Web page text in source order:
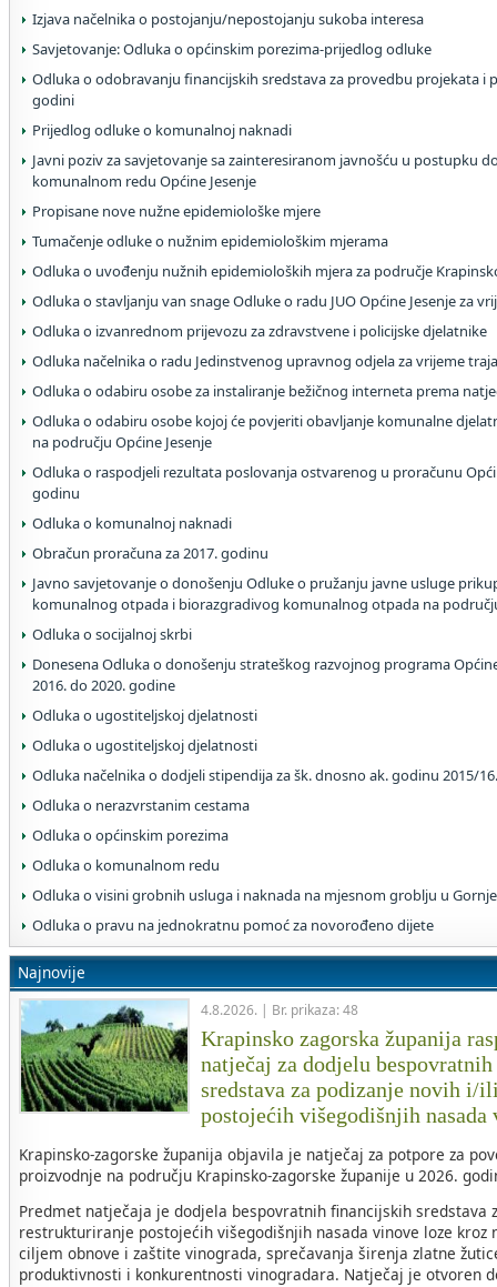
Izjava načelnika o postojanju/nepostojanju sukoba interesa
Savjetovanje: Odluka o općinskim porezima-prijedlog odluke
Odluka o odobravanju financijskih sredstava za provedbu projekata i
godini
Prijedlog odluke o komunalnoj naknadi
Javni poziv za savjetovanje sa zainteresiranom javnošću u postupku
komunalnom redu Općine Jesenje
Propisane nove nužne epidemiološke mjere
Tumačenje odluke o nužnim epidemiološkim mjerama
Odluka o uvođenju nužnih epidemioloških mjera za područje
Odluka o stavljanju van snage Odluke o radu JUO Općine Jesenje za
Odluka o izvanrednom prijevozu za zdravstvene i policijske djelatnike
Odluka načelnika o radu Jedinstvenog upravnog odjela za vrijeme
Odluka o odabiru osobe za instaliranje bežičnog interneta prema
Odluka o odabiru osobe kojoj će povjeriti obavljanje komunalne
na području Općine Jesenje
Odluka o raspodjeli rezultata poslovanja ostvarenog u proračunu
godinu
Odluka o komunalnoj naknadi
Obračun proračuna za 2017. godinu
Javno savjetovanje o donošenju Odluke o pružanju javne usluge
komunalnog otpada i biorazgradivog komunalnog otpada na
Odluka o socijalnoj skrbi
Donesena Odluka o donošenju strateškog razvojnog programa
2016. do 2020. godine
Odluka o ugostiteljskoj djelatnosti
Odluka o ugostiteljskoj djelatnosti
Odluka načelnika o dodjeli stipendija za šk. dnosno ak. godinu 2015/16.
Odluka o nerazvrstanim cestama
Odluka o općinskim porezima
Odluka o komunalnom redu
Odluka o visini grobnih usluga i naknada na mjesnom groblju u
Odluka o pravu na jednokratnu pomoć za novorođeno dijete
Najnovije
4.8.2026. | Br. prikaza: 48
Krapinsko zagorska županija
natječaj za dodjelu
sredstava za podizanje novih i/
postojećih višegodišnjih nasada
Krapinsko-zagorske županija objavila je natječaj za potpore za
proizvodnje na području Krapinsko-zagorske županije u 2026.
Predmet natječaja je dodjela bespovratnih financijskih sredstava
restrukturiranje postojećih višegodišnjih nasada vinove loze kroz
ciljem obnove i zaštite vinograda, sprečavanja širenja zlatne
produktivnosti i konkurentnosti vinogradara. Natječaj je otvoren